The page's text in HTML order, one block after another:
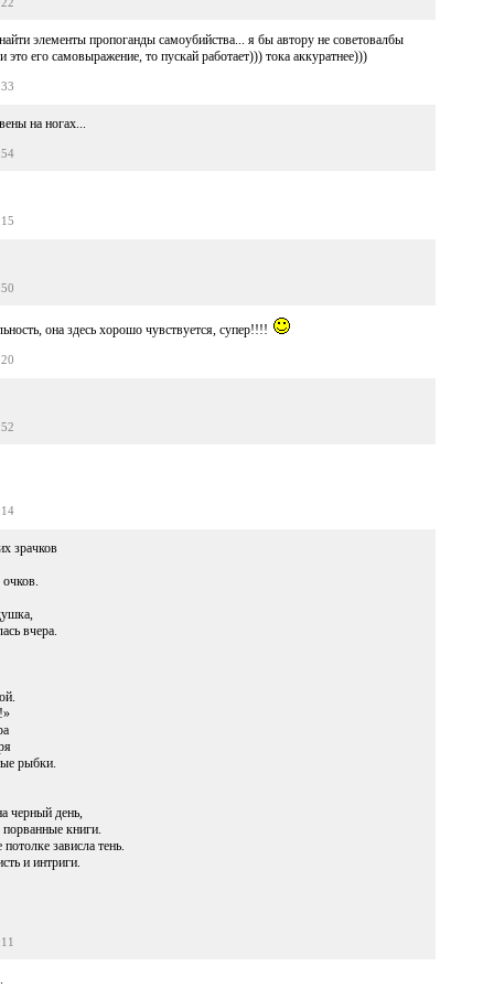
элементы пропоганды самоубийства... я бы автору не советовалбы
это его самовыражение, то пускай работает))) тока аккуратнее)))
на ногах...
она здесь хорошо чувствуется, супер!!!!
зрачков
вчера.
рыбки.
черный день,
книги.
зависла тень.
и интриги.